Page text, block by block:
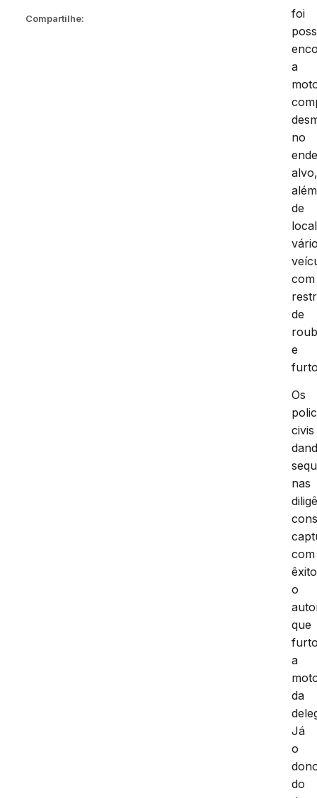
Compartilhe:
foi
a
no
além
de
com
de
e
Os
civis
nas
com
êxito
o
que
a
da
Já
o
do